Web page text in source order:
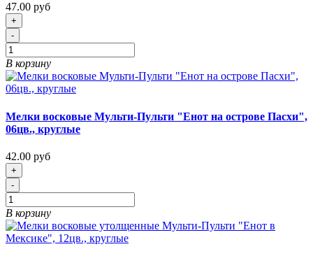
47.00 руб
+
-
В корзину
Мелки восковые Мульти-Пульти "Енот на острове Пасхи",
06цв., круглые
42.00 руб
+
-
В корзину